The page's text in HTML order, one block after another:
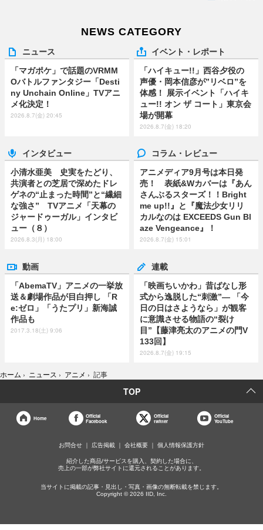
NEWS CATEGORY
ニュース
「マガポケ」で話題のVRMM
Oバトルファンタジー「Desti
ny Unchain Online」TVアニ
メ化決定！
2026.8.7(金) 20:45
イベント・レポート
「ハイキュー!!」西谷夕役の
声優・岡本信彦が”リベロ”を
体感！ 展示イベント「ハイキ
ュー!! オン ザ コート」東京会
場が開幕
2026.8.7(金) 18:20
インタビュー
小清水亜美 史実をたどり、
共演者との芝居で深めたドレ
ゲネの“止まった時間”と“繊細
な強さ” TVアニメ「天幕の
ジャードゥーガル」インタビ
ュー（８）
2026.8.3(月) 18:00
コラム・レビュー
アニメディア9月号は本日発
売！ 表紙&Wカバーは『あん
さんぶるスターズ！！Bright
me up!!』と『魔法少女リリ
カルなのは EXCEEDS Gun Bl
aze Vengeance』！
2026.8.7(金) 15:01
動画
「AbemaTV」アニメの一挙放
送＆劇場作品が目白押し 「R
e:ゼロ」「うたプリ」新海誠
作品も
2017.3.18(土) 9:06
連載
「映画ちいかわ」昔ばなし形
式から逸脱した“刺激”― 「今
日の日はさようなら」が観客
に意識させる物語の“裂け
目”【藤津亮太のアニメの門V
133回】
2026.8.7(金) 19:15
ホーム › ニュース › アニメ › 記事
TOP
Home
Official
Facebook
Official
twitter
Official
YouTube
お問合せ 広告掲載 会社概要 個人情報保護方針
紹介した商品/サービスを購入、契約した場合に、
売上の一部が弊社サイトに還元されることがあります。
当サイトに掲載の記事・見出し・写真・画像の無断転載を禁じます。
Copyright © 2026 IID, Inc.